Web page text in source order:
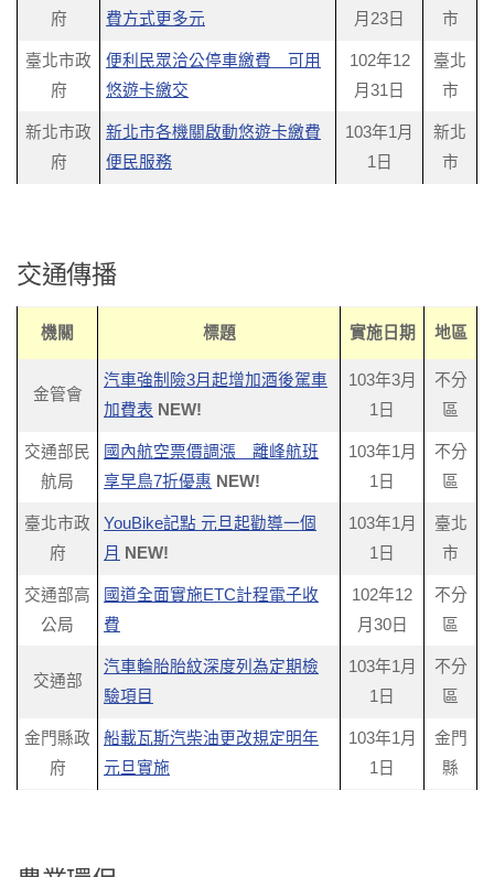
府
費方式更多元
月23日
市
臺北市政
府
便利民眾洽公停車繳費 可用
悠遊卡繳交
102年12
月31日
臺北
市
新北市政
府
新北市各機關啟動悠遊卡繳費
便民服務
103年1月
1日
新北
市
交通傳播
機關 標題 實施日期 地區
金管會
汽車強制險3月起增加酒後駕車
加費表 NEW!
103年3月
1日
不分
區
交通部民
航局
國內航空票價調漲 離峰航班
享早鳥7折優惠 NEW!
103年1月
1日
不分
區
臺北市政
府
YouBike記點 元旦起勸導一個
月
NEW!
103年1月
1日
臺北
市
交通部高
公局
國道全面實施ETC計程電子收
費
102年12
月30日
不分
區
交通部
汽車輪胎胎紋深度列為定期檢
驗項目
103年1月
1日
不分
區
金門縣政
府
船載瓦斯汽柴油更改規定明年
元旦實施
103年1月
1日
金門
縣